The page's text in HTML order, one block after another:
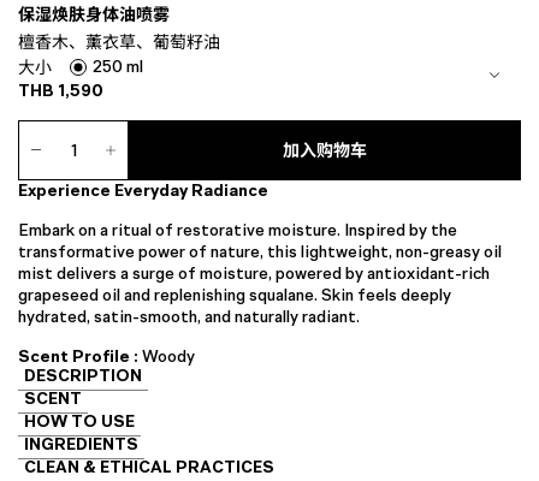
保湿焕肤身体油喷雾
檀香木、薰衣草、葡萄籽油
大小
250 ml
THB 1,590
保
湿
肤
体
油
喷
雾
数
量
加入购物车
Experience Everyday Radiance
Embark on a ritual of restorative moisture. Inspired by the
transformative power of nature, this lightweight, non-greasy oil
mist delivers a surge of moisture, powered by antioxidant-rich
grapeseed oil and replenishing squalane. Skin feels deeply
hydrated, satin-smooth, and naturally radiant.
Scent Profile :Woody
DESCRIPTION
SCENT
HOW TO USE
INGREDIENTS
CLEAN & ETHICAL PRACTICES